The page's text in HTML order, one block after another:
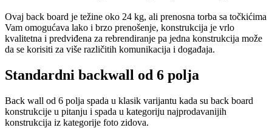
Ovaj back board je težine oko 24 kg, ali prenosna torba sa točkićima
Vam omogućava lako i brzo prenošenje, konstrukcija je vrlo
kvalitetna i predviđena za rebrendiranje pa jedna konstrukcija može
da se korisiti za više različitih komunikacija i događaja.
Standardni backwall od 6 polja
Back wall od 6 polja spada u klasik varijantu kada su back board
konstrukcije u pitanju i spada u kategoriju najprodavanijih
konstrukcija iz kategorije foto zidova.